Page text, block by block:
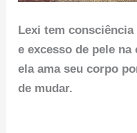
Lexi tem
e excesso de pele
ela ama seu corpo
de mudar.